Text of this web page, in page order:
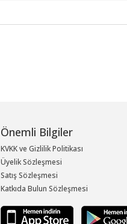
Önemli Bilgiler
KVKK ve Gizlilik Politikası
Üyelik Sözleşmesi
Satış Sözleşmesi
Katkıda Bulun Sözleşmesi